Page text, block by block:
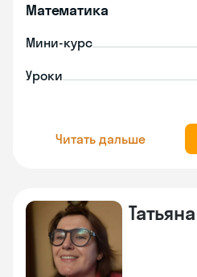
Математика
Мини-курс
Уроки
Читать дальше
Татьяна